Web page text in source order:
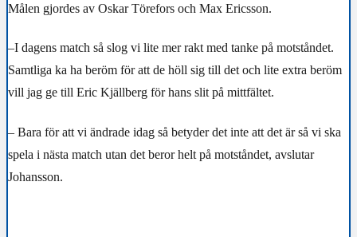
Målen gjordes av Oskar Törefors och Max Ericsson.
–I dagens match så slog vi lite mer rakt med tanke på motståndet.
Samtliga ka ha beröm för att de höll sig till det och lite extra beröm
vill jag ge till Eric Kjällberg för hans slit på mittfältet.
– Bara för att vi ändrade idag så betyder det inte att det är så vi ska
spela i nästa match utan det beror helt på motståndet, avslutar
Johansson.